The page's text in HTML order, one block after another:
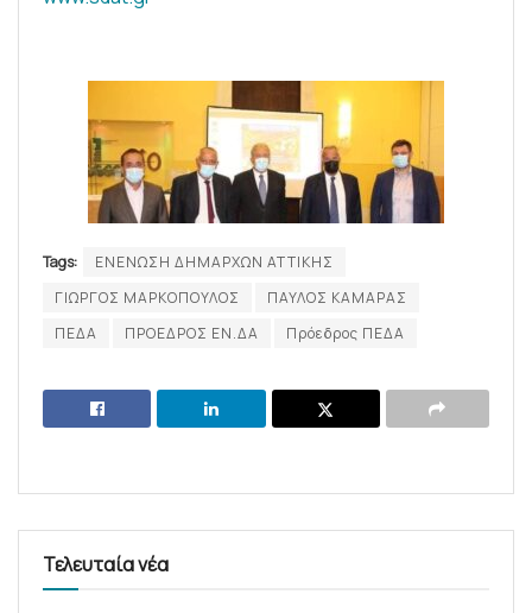
Tags:
ENΕΝΩΣΗ ΔΗΜΑΡΧΩΝ ΑΤΤΙΚΗΣ
ΓΙΩΡΓΟΣ ΜΑΡΚΟΠΟΥΛΟΣ
ΠΑΥΛΟΣ ΚΑΜΑΡΑΣ
ΠΕΔΑ
ΠΡΟΕΔΡΟΣ ΕΝ.ΔΑ Πρόεδρος ΠΕΔΑ
Τελευταία νέα